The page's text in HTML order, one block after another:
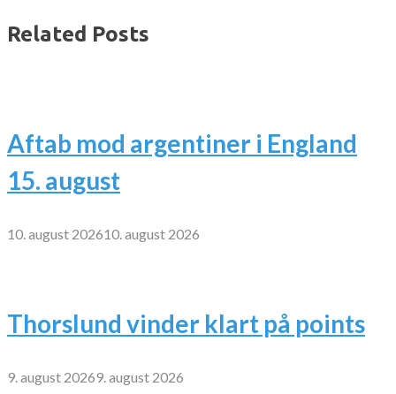
Related Posts
Aftab mod argentiner i England
15. august
10. august 202610. august 2026
Thorslund vinder klart på points
9. august 20269. august 2026